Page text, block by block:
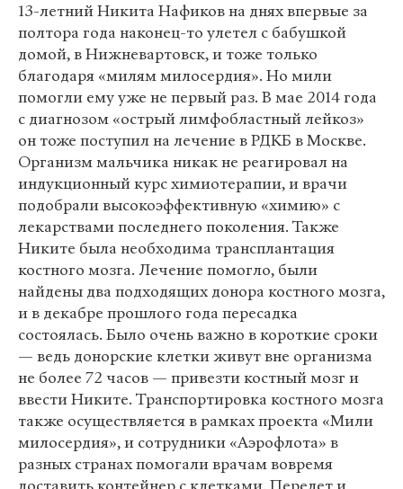
13-летний Никита Нафиков на днях впервые за
полтора года наконец-то улетел с бабушкой
домой, в Нижневартовск, и тоже только
благодаря «милям милосердия». Но мили
помогли ему уже не первый раз. В мае 2014 года
с диагнозом «острый лимфобластный лейкоз»
он тоже поступил на лечение в РДКБ в Москве.
Организм мальчика никак не реагировал на
индукционный курс химиотерапии, и врачи
подобрали высокоэффективную «химию» с
лекарствами последнего поколения. Также
Никите была необходима трансплантация
костного мозга. Лечение помогло, были
найдены два подходящих донора костного мозга,
и в декабре прошлого года пересадка
состоялась. Было очень важно в короткие сроки
— ведь донорские клетки живут вне организма
не более 72 часов — привезти костный мозг и
ввести Никите. Транспортировка костного мозга
также осуществляется в рамках проекта «Мили
милосердия», и сотрудники «Аэрофлота» в
разных странах помогали врачам вовремя